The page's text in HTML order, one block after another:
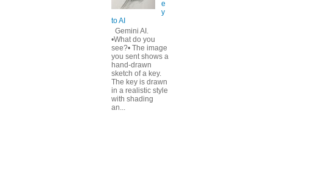
e
y
to AI
Gemini AI.
•What do you
see?• The image
you sent shows a
hand-drawn
sketch of a key.
The key is drawn
in a realistic style
with shading
an...